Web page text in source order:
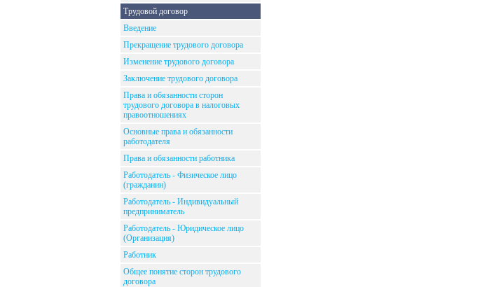
Трудовой договор
Введение
Прекращение трудового договора
Изменение трудового договора
Заключение трудового договора
Права и обязанности сторон
трудового договора в налоговых
правоотношениях
Основные права и обязанности
работодателя
Права и обязанности работника
Работодатель - Физическое лицо
(гражданин)
Работодатель - Индивидуальный
предприниматель
Работодатель - Юридическое лицо
(Организация)
Работник
Общее понятие сторон трудового
договора